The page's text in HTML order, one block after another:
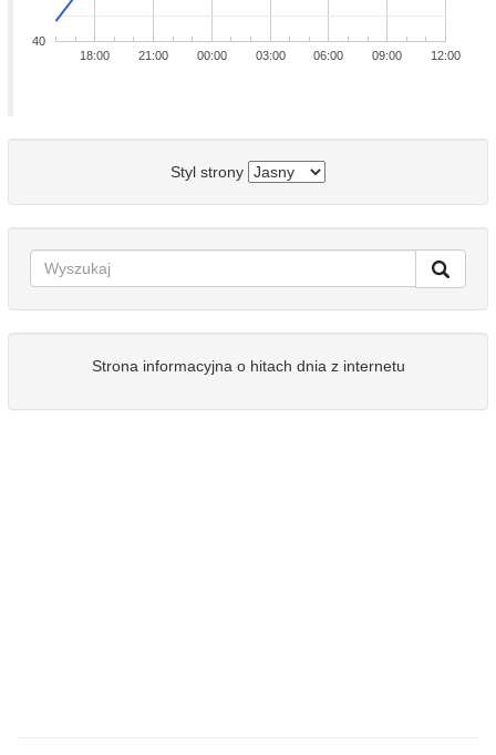
18:00 21:00 00:00 03:00 06:00 09:00 12:00
40
Styl strony
Strona informacyjna o hitach dnia z internetu